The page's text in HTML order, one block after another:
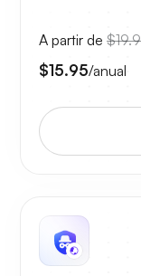
A partir de
$15.95/anual